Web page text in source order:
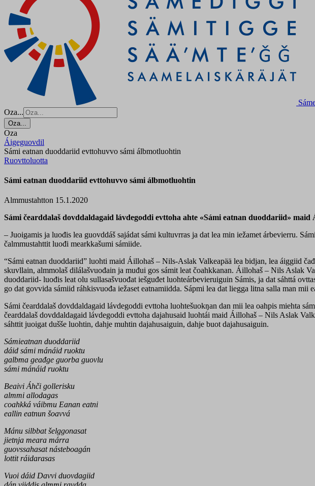
Oza...
Oza...
Oza
Áigeguovdil
Sámi eatnan duoddariid evttohuvvo sámi álbmotluohtin
Ruovttoluotta
Sámi eatnan duoddariid evttohuvvo sámi álbmotluohtin
Almmustahtton 15.1.2020
Sámi čearddalaš dovddaldagaid lávdegoddi evttoha ahte «Sámi eatnan duoddariid»
– Juoigamis ja luođis lea guovddáš sajádat sámi kultuvrras ja dat lea min iežamet árbevierru.
čalmmustahttit luođi mearkkašumi sámiide.
“Sámi eatnan duoddariid” luohti maid Áillohaš – Nils-Aslak Valkeapää lea bidjan, lea áiggiid
skuvllain, almmolaš dilálašvuođain ja muđui gos sámit leat čoahkkanan. Áillohaš – Nils Aslak
duoddariid- luođis leat olu sullasašvuođat iešguđet luohteárbevieruiguin Sámis, ja dat sáhttá
go dat govvida sámiid ráhkisvuođa iežaset eatnamiidda. Sápmi lea dat liegga litna salla man mii
Sámi čearddalaš dovddaldagaid lávdegoddi evttoha luohtešuokŋan dan mii lea oahpis miehta
čearddalaš dovddaldagaid lávdegoddi evttoha dajahusaid luohtái maid Áillohaš – Nils Aslak
sáhttit juoigat dušše luohtin, dahje muhtin dajahusaiguin, dahje buot dajahusaiguin.
Sámieatnan duoddariid
dáid sámi mánáid ruoktu
galbma geađge guorba guovlu
sámi mánáid ruoktu
Beaivi Áhči gollerisku
almmi allodagas
coahkká váibmu Eanan eatni
eallin eatnun šoavvá
Mánu silbbat šelggonasat
jietnja meara márra
guovssahasat násteboagán
lottit ráidarasas
Vuoi dáid Davvi duovdagiid